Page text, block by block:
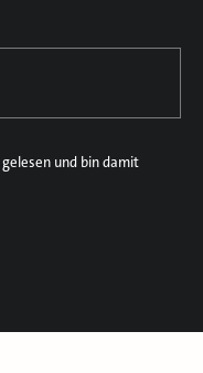
gelesen und bin damit